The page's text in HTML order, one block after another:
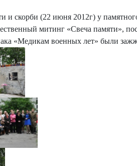
и скорби (22 июня 2012г) у
митинг «Свеча памяти»,
«Медикам военных лет» были